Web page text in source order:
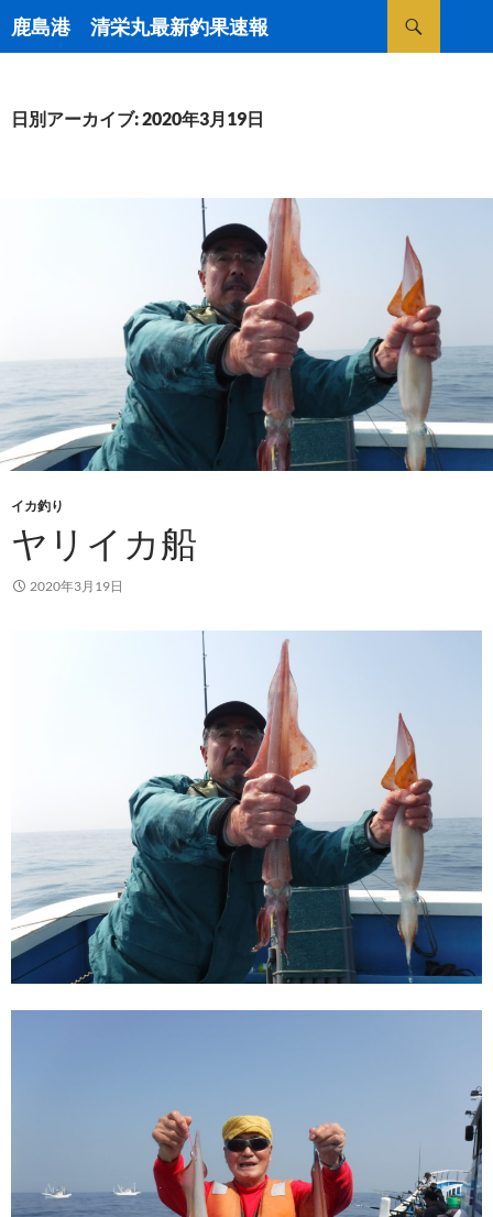
鹿島港 清栄丸最新釣果速報
検
索
ン
日別アーカイブ: 2020年3月19日
イカ釣り
ヤリイカ船
2020年3月19日